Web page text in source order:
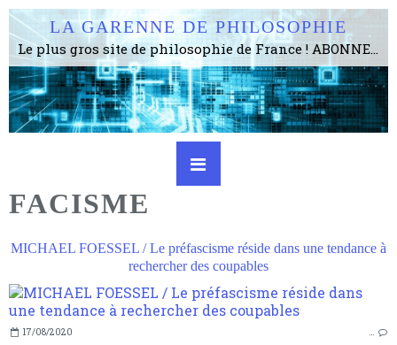
LA GARENNE DE PHILOSOPHIE
Le plus gros site de philosophie de France ! ABONNEZ-VOUS ! 4115 Articles, 1634 abonné·e·s, depuis 2006 . . . . . . . . 2 852 214 pages vues jusqu'à présent. Prestance et être apte à un plus grand nombre de choses.
FACISME
MICHAEL FOESSEL / Le préfascisme réside dans une tendance à
rechercher des coupables
17/08/2020 …